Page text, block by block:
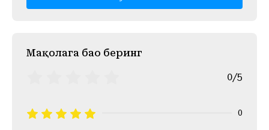
Mақолага баҳо беринг
0/5
0